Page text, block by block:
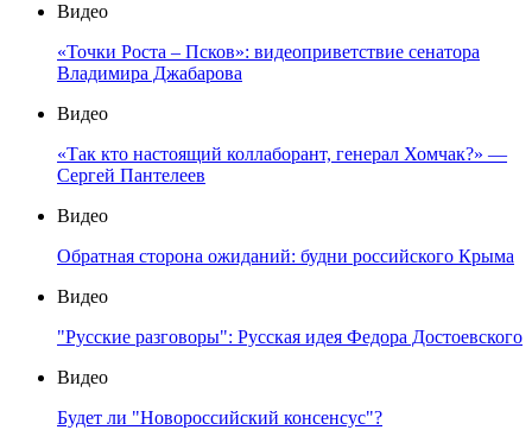
Видео
«Точки Роста – Псков»: видеоприветствие сенатора
Владимира Джабарова
Видео
«Так кто настоящий коллаборант, генерал Хомчак?» —
Сергей Пантелеев
Видео
Обратная сторона ожиданий: будни российского Крыма
Видео
"Русские разговоры": Русская идея Федора Достоевского
Видео
Будет ли "Новороссийский консенсус"?